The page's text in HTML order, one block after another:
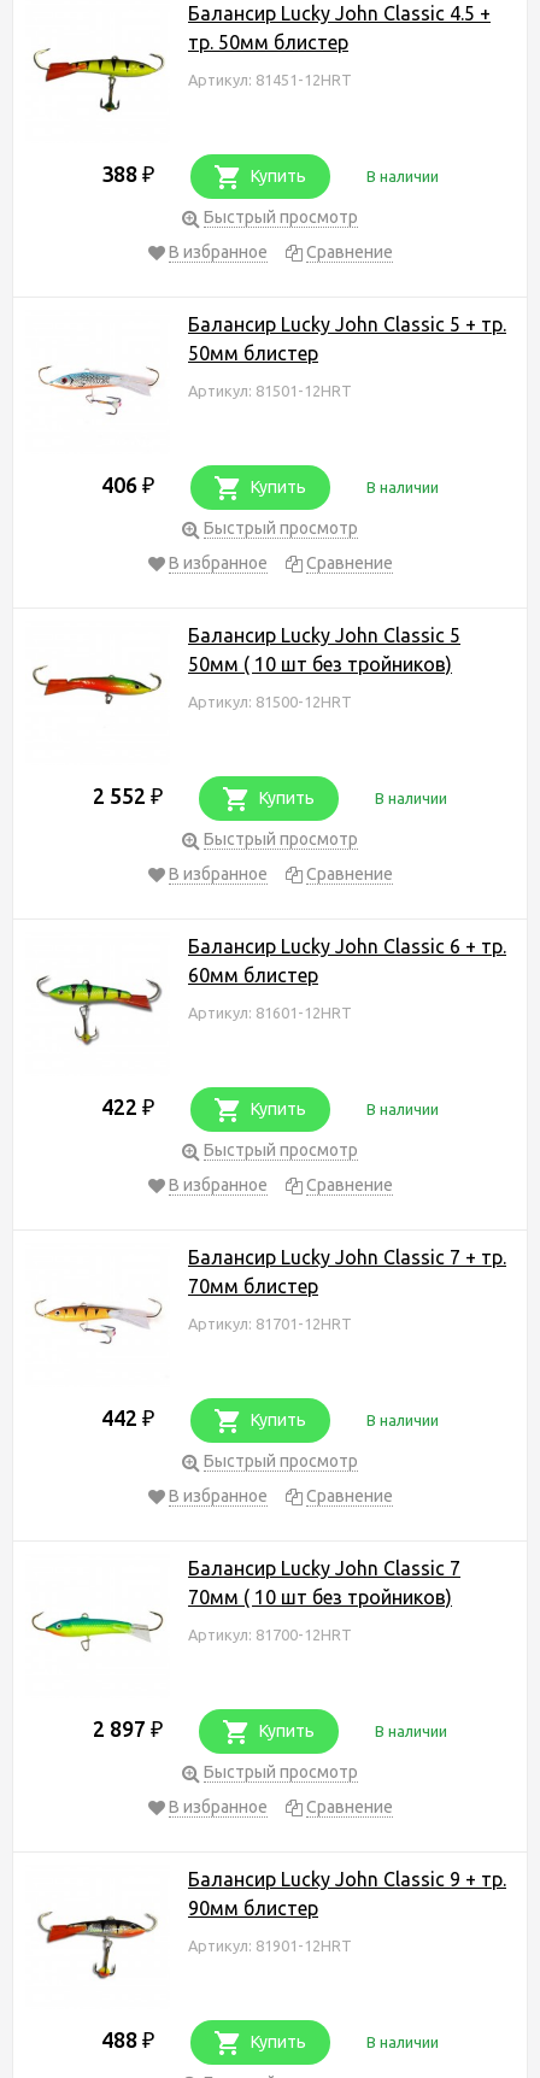
Балансир Lucky John Classic 4.5 +
тр. 50мм блистер
Артикул: 81451-12HRT
388 ₽ Купить В наличии
Быстрый просмотр
В избранное
Сравнение
Балансир Lucky John Classic 5 + тр.
50мм блистер
Артикул: 81501-12HRT
406 ₽ Купить В наличии
Быстрый просмотр
В избранное
Сравнение
Балансир Lucky John Classic 5
50мм ( 10 шт без тройников)
Артикул: 81500-12HRT
2 552 ₽ Купить В наличии
Быстрый просмотр
В избранное
Сравнение
Балансир Lucky John Classic 6 + тр.
60мм блистер
Артикул: 81601-12HRT
422 ₽ Купить В наличии
Быстрый просмотр
В избранное
Сравнение
Балансир Lucky John Classic 7 + тр.
70мм блистер
Артикул: 81701-12HRT
442 ₽ Купить В наличии
Быстрый просмотр
В избранное
Сравнение
Балансир Lucky John Classic 7
70мм ( 10 шт без тройников)
Артикул: 81700-12HRT
2 897 ₽ Купить В наличии
Быстрый просмотр
В избранное
Сравнение
Балансир Lucky John Classic 9 + тр.
90мм блистер
Артикул: 81901-12HRT
488 ₽ Купить В наличии